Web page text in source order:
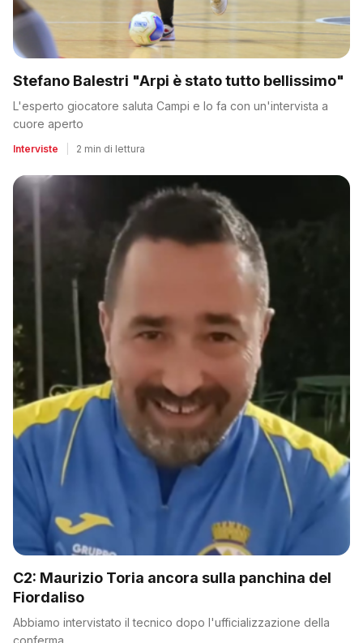
Stefano Balestri "Arpi è stato tutto bellissimo"
L'esperto giocatore saluta Campi e lo fa con un'intervista a
cuore aperto
Interviste 2 min di lettura
C2: Maurizio Toria ancora sulla panchina del
Fiordaliso
Abbiamo intervistato il tecnico dopo l'ufficializzazione della